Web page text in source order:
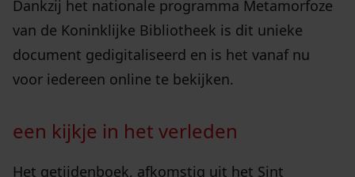
Dankzij het nationale programma Metamorfoze
van de Koninklijke Bibliotheek is dit unieke
document gedigitaliseerd en is het vanaf nu
voor iedereen online te bekijken.
een kijkje in het verleden
Het getijdenboek, afkomstig uit het Sint